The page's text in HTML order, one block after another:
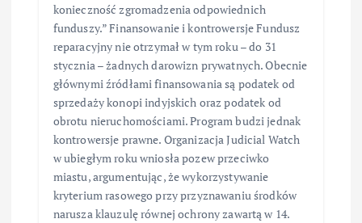
konieczność zgromadzenia odpowiednich
funduszy.” Finansowanie i kontrowersje Fundusz
reparacyjny nie otrzymał w tym roku – do 31
stycznia – żadnych darowizn prywatnych. Obecnie
głównymi źródłami finansowania są podatek od
sprzedaży konopi indyjskich oraz podatek od
obrotu nieruchomościami. Program budzi jednak
kontrowersje prawne. Organizacja Judicial Watch
w ubiegłym roku wniosła pozew przeciwko
miastu, argumentując, że wykorzystywanie
kryterium rasowego przy przyznawaniu środków
narusza klauzulę równej ochrony zawartą w 14.